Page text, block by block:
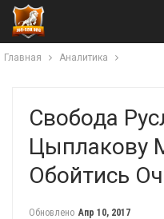
Главная Аналитика
Свобода
Цыплакову
Обойтись
Обновлено Апр 10, 2017